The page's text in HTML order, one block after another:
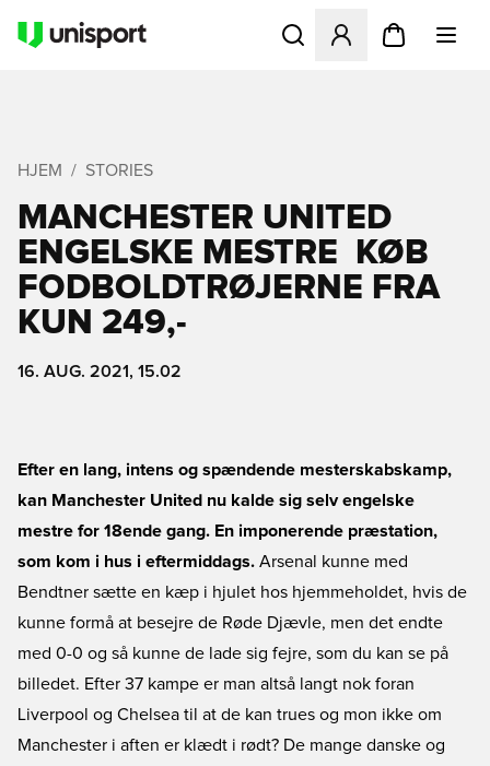
Åbner en Modal til at
HJEM STORIES
MANCHESTER UNITED
ENGELSKE MESTRE  KØB
FODBOLDTRØJERNE FRA
KUN 249,-
16. AUG. 2021, 15.02
Efter en lang, intens og spændende mesterskabskamp,
kan Manchester United nu kalde sig selv engelske
mestre for 18ende gang. En imponerende præstation,
som kom i hus i eftermiddags. Arsenal kunne med
Bendtner sætte en kæp i hjulet hos hjemmeholdet, hvis de
kunne formå at besejre de Røde Djævle, men det endte
med 0-0 og så kunne de lade sig fejre, som du kan se på
billedet. Efter 37 kampe er man altså langt nok foran
Liverpool og Chelsea til at de kan trues og mon ikke om
Manchester i aften er klædt i rødt? De mange danske og